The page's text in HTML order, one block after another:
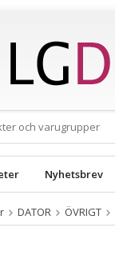
Nyhetsbrev
DATOR ÖVRIGT